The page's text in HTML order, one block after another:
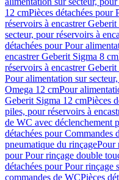
12 cmPièces détachées pour
réservoirs à encastrer
secteur, pour réservoirs à
détachées pour Pour
encastrer Geberit Sigma 8 cm
réservoirs à encastrer
Pour alimentation sur
Omega 12 cmPour
Geberit Sigma 12 cmPièces
piles, pour réservoirs à
de WC avec déclenchement
détachées pour Commandes
pneumatique du rinçagePour
pour Pour rinçage double
détachées pour Pour rinçage
commandes de WCPièces